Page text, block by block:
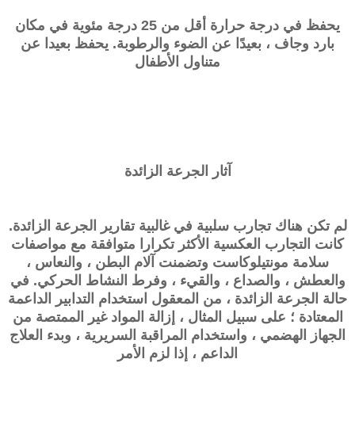
يحفظ في درجة حرارة أقل من 25 درجة مئوية في مكان
بارد وجاف ، بعيدًا عن الضوء والرطوبة. يحفظ بعيدا عن
متناول الأطفال
آثار الجرعة الزائدة
لم تكن هناك تجارب سلبية في غالبية تقارير الجرعة الزائدة.
كانت التجارب العكسية الأكثر تكرارا متوافقة مع مواصفات
سلامة مونتيلوكاست وتضمنت آلام البطن ، والنعاس ،
والعطش ، والصداع ، والقيء ، وفرط النشاط الحركي. في
حالة الجرعة الزائدة ، من المعقول استخدام التدابير الداعمة
المعتادة ؛ على سبيل المثال ، إزالة المواد غير الممتصة من
الجهاز الهضمي ، واستخدام المراقبة السريرية ، وبدء العلاج
الداعم ، إذا لزم الأمر